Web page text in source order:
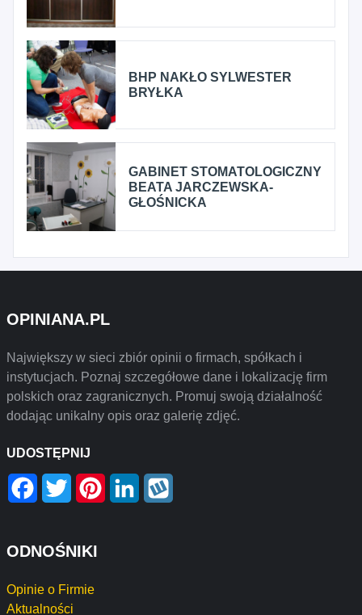
BHP NAKŁO SYLWESTER
BRYŁKA
GABINET STOMATOLOGICZNY
BEATA JARCZEWSKA-
GŁOŚNICKA
OPINIANA.PL
Największy w sieci zbiór opinii o firmach, spółkach i
instytucjach. Poznaj szczegółowe dane i lokalizację firm
polskich oraz zagranicznych. Promuj swoją działalność
dodając unikalny opis oraz galerię zdjęć.
UDOSTĘPNIJ
Facebook
Twitter PinterestLinkedIn
ODNOŚNIKI
Opinie o Firmie
Aktualności